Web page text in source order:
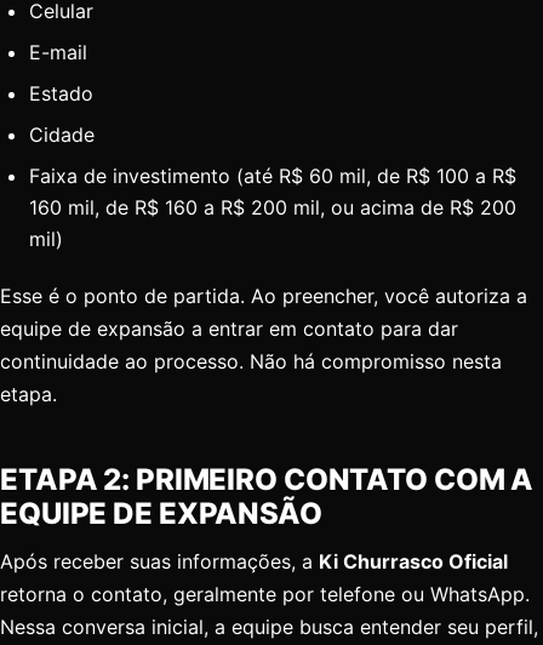
Celular
E-mail
Estado
Cidade
Faixa de investimento (até R$ 60 mil, de R$ 100 a R$
160 mil, de R$ 160 a R$ 200 mil, ou acima de R$ 200
mil)
Esse é o ponto de partida. Ao preencher, você autoriza a
equipe de expansão a entrar em contato para dar
continuidade ao processo. Não há compromisso nesta
etapa.
ETAPA 2: PRIMEIRO CONTATO COM A
EQUIPE DE EXPANSÃO
Após receber suas informações, a Ki Churrasco Oficial
retorna o contato, geralmente por telefone ou WhatsApp.
Nessa conversa inicial, a equipe busca entender seu perfil,